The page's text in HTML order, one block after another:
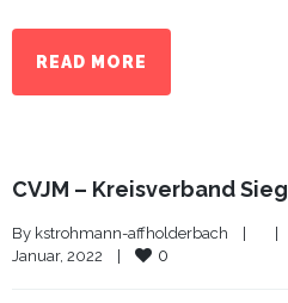
READ MORE
CVJM – Kreisverband
By kstrohmann-affholderbach
Januar, 2022
0